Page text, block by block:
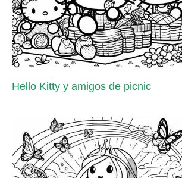
Hello Kitty y amigos de picnic